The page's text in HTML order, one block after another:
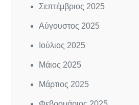
Σεπτέμβριος 2025
Αύγουστος 2025
Ιούλιος 2025
Μάιος 2025
Μάρτιος 2025